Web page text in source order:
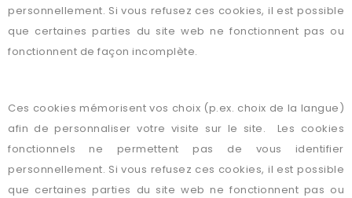
personnellement. Si vous refusez ces cookies, il est possible
que certaines parties du site web ne fonctionnent pas ou
fonctionnent de façon incomplète.
Ces cookies mémorisent vos choix (p.ex. choix de la langue)
afin de personnaliser votre visite sur le site. Les cookies
fonctionnels ne permettent pas de vous identifier
personnellement. Si vous refusez ces cookies, il est possible
que certaines parties du site web ne fonctionnent pas ou